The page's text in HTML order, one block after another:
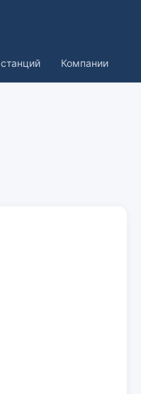
Компании